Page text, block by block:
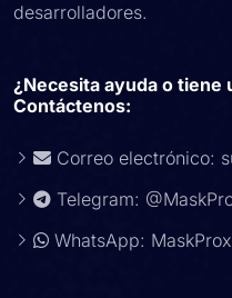
desarrolladores.
¿Necesita ayuda o tiene
Contáctenos:
Correo electrónico:
Telegram:
WhatsApp: